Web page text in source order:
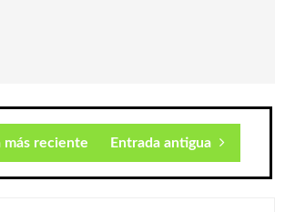
más reciente Entrada antigua